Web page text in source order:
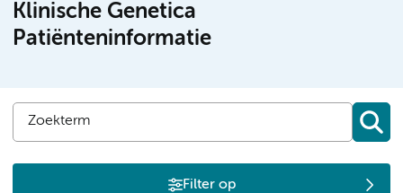
Klinische Genetica
Patiënteninformatie
Filter op